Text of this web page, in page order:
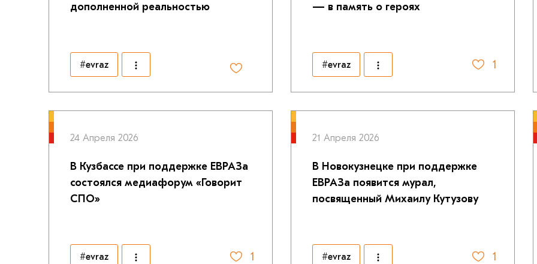
дополненной реальностью
#evraz
— в память о героях
#evraz 1
24 Апреля 2026
В Кузбассе при поддержке ЕВРАЗа
состоялся медиафорум «Говорит
СПО»
#evraz 1
21 Апреля 2026
В Новокузнецке при поддержке
ЕВРАЗа появится мурал,
посвященный Михаилу Кутузову
#evraz 1